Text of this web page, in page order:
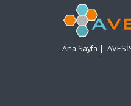
Ana Sayfa |